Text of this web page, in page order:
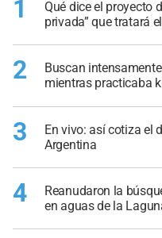
1
Qué dice el proyecto
privada” que tratará
2
Buscan
mientras practicaba
3
En vivo: así cotiza el
Argentina
4
Reanudaron la
en aguas de la